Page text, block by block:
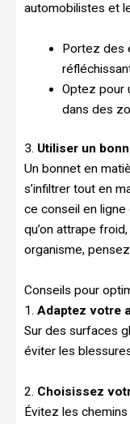
automobilistes et
Portez des
Optez pour
dans des
3. Utiliser un
Un bonnet en
s’infiltrer tout en
ce conseil en
qu’on attrape
organisme,
Conseils pour
1. Adaptez votre
Sur des surfaces
éviter les
2. Choisissez
Évitez les